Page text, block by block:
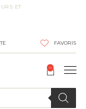
ET
FAVORIS
0